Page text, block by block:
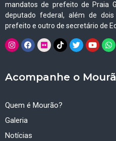
mandatos de prefeito de Praia
deputado federal, além de
prefeito e outro de secretário de
Acompanhe o
Quem é Mourão?
Galeria
Notícias